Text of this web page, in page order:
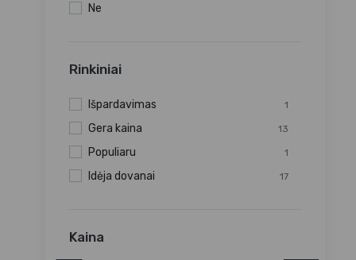
Ne
Rinkiniai
Išpardavimas 1
Gera kaina 13
Populiaru 1
Idėja dovanai 17
Kaina